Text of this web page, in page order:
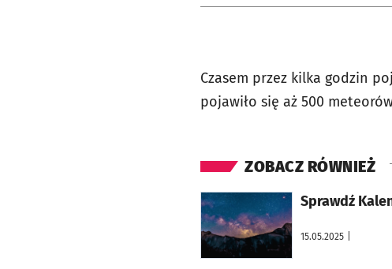
Czasem przez kilka godzin
pojawiło się aż 500
ZOBACZ RÓWNIEŻ
Sprawdź
15.05.2025
otworzy się w nowej karcie